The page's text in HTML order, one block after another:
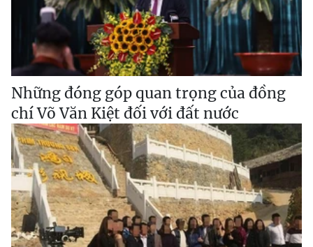
Những đóng góp quan trọng của đồng
chí Võ Văn Kiệt đối với đất nước